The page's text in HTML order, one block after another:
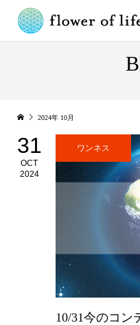
2024年 10月
31
OCT
2024
ワンネス
10/31今のコン